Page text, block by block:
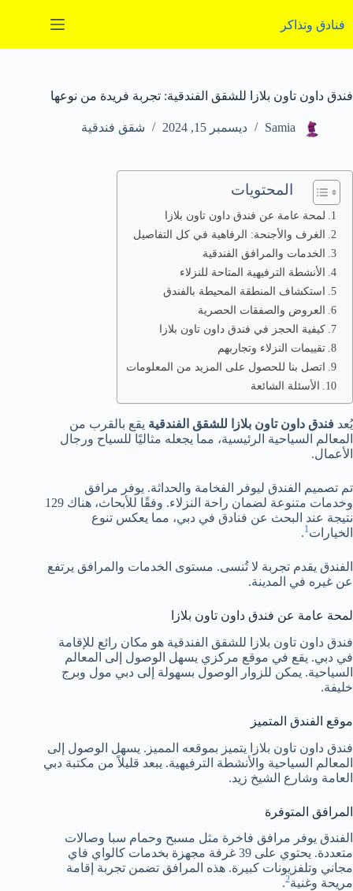
إلى
المحتوى
فنادق وتذاكر
فندق داون تاون بلازا للشقق الفندقية: تجربة فريدة من نوعها
Samia ديسمبر 15, 2024 شقق فندقية
المحتويات
لمحة عامة عن فندق داون تاون بلازا
الغرف والأجنحة: الرفاهية في كل التفاصيل
الخدمات والمرافق الفندقية
الأنشطة الترفيهية المتاحة للنزلاء
استكشاف المنطقة المحيطة بالفندق
العروض والصفقات الحصرية
كيفية الحجز في فندق داون تاون بلازا
تقييمات النزلاء وتجاربهم
اتصل بنا للحصول على المزيد من المعلومات
الأسئلة الشائعة
يُعد فندق داون تاون بلازا للشقق الفندقية يقع بالقرب من
المعالم السياحية الرئيسية، مما يجعله مثاليًا للسياح ورجال
الأعمال.
تم تصميم الفندق ليوفر الفخامة والحداثة. يوفر مرافق
وخدمات متنوعة لضمان راحة النزلاء. وفقًا للأبحاث، هناك 129
نتيجة عند البحث عن فنادق في دبي، مما يعكس تنوع
الخيارات1
.
الفندق يقدم تجربة لا تُنسى. مستوى الخدمات والمرافق يرتفع
عن غيره في المدينة.
لمحة عامة عن فندق داون تاون بلازا
فندق داون تاون بلازا للشقق الفندقية هو مكان رائع للإقامة
في دبي. يقع في موقع مركزي يسهل الوصول إلى المعالم
السياحية. يمكن للزوار الوصول بسهولة إلى دبي مول وبرج
خليفة.
موقع الفندق المتميز
فندق داون تاون بلازا يتميز بموقعه المميز. يسهل الوصول إلى
المعالم السياحية والأنشطة الترفيهية. يبعد قليلاً من مكتبة دبي
العامة وشارع الشيخ زيد.
المرافق المتوفرة
الفندق يوفر مرافق فاخرة مثل مسبح وحمام سبا وصالات
متعددة. يحتوي على 39 غرفة مجهزة بخدمات كالواي فاي
مجاني وتلفزيونات كبيرة. هذه المرافق تضمن تجربة إقامة
مريحة وغنية2
.